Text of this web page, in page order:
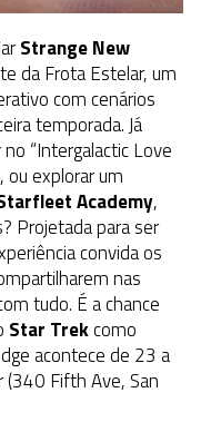
Strange New
da Frota Estelar, um
com cenários
temporada. Já
“Intergalactic Love
ou explorar um
Academy,
Projetada para ser
convida os
nas
tudo. É a chance
Star Trekcomo
acontece de 23 a
(340 Fifth Ave, San